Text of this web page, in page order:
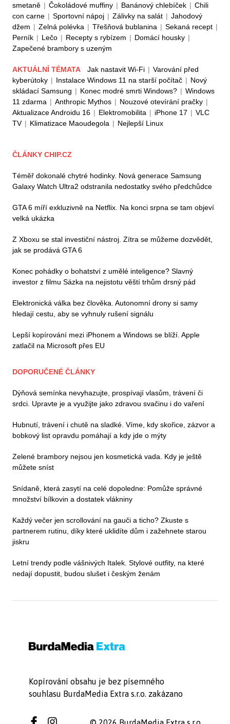
smetaně | Čokoládové muffiny | Banánový chlebíček | Chili
con carne | Sportovní nápoj | Zálivky na salát | Jahodový
džem | Zelná polévka | Třešňová bublanina | Sekaná recept |
Perník | Lečo | Recepty s rybízem | Domácí housky |
Zapečené brambory s uzeným
AKTUÁLNÍ TÉMATA Jak nastavit Wi-Fi | Varování před
kyberútoky | Instalace Windows 11 na starší počítač | Nový
skládací Samsung | Konec modré smrti Windows? | Windows
11 zdarma | Anthropic Mythos | Nouzové otevírání pračky |
Aktualizace Androidu 16 | Elektromobilita | iPhone 17 | VLC
TV | Klimatizace Maoudegola | Nejlepší Linux
ČLÁNKY CHIP.CZ
Téměř dokonalé chytré hodinky. Nová generace Samsung
Galaxy Watch Ultra2 odstranila nedostatky svého předchůdce
GTA 6 míří exkluzivně na Netflix. Na konci srpna se tam objeví
velká ukázka
Z Xboxu se stal investiční nástroj. Zítra se můžeme dozvědět,
jak se prodává GTA 6
Konec pohádky o bohatství z umělé inteligence? Slavný
investor z filmu Sázka na nejistotu věští trhům drsný pád
Elektronická válka bez člověka. Autonomní drony si samy
hledají cestu, aby se vyhnuly rušení signálu
Lepší kopírování mezi iPhonem a Windows se blíží. Apple
zatlačil na Microsoft přes EU
DOPORUČENÉ ČLÁNKY
Dýňová semínka nevyhazujte, prospívají vlasům, trávení či
srdci. Upravte je a využijte jako zdravou svačinu i do vaření
Hubnutí, trávení i chutě na sladké. Víme, kdy skořice, zázvor a
bobkový list opravdu pomáhají a kdy jde o mýty
Zelené brambory nejsou jen kosmetická vada. Kdy je ještě
můžete sníst
Snídaně, která zasytí na celé dopoledne: Pomůže správné
množství bílkovin a dostatek vlákniny
Každý večer jen scrollování na gauči a ticho? Zkuste s
partnerem rutinu, díky které uklidíte dům i zažehnete starou
jiskru
Letní trendy podle vášnivých Italek. Stylové outfity, na které
nedají dopustit, budou slušet i českým ženám
Kopírování obsahu je bez písemného
souhlasu BurdaMedia Extra s.r.o. zakázano